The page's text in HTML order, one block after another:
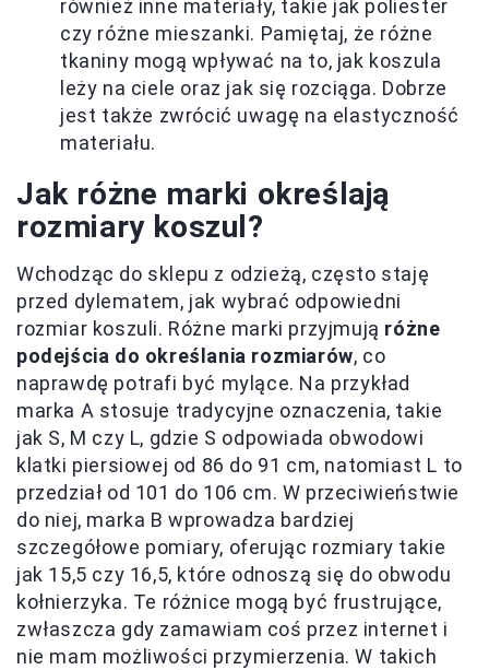
również inne materiały, takie jak poliester
czy różne mieszanki. Pamiętaj, że różne
tkaniny mogą wpływać na to, jak koszula
leży na ciele oraz jak się rozciąga. Dobrze
jest także zwrócić uwagę na elastyczność
materiału.
Jak różne marki określają
rozmiary koszul?
Wchodząc do sklepu z odzieżą, często staję
przed dylematem, jak wybrać odpowiedni
rozmiar koszuli. Różne marki przyjmują różne
podejścia do określania rozmiarów, co
naprawdę potrafi być mylące. Na przykład
marka A stosuje tradycyjne oznaczenia, takie
jak S, M czy L, gdzie S odpowiada obwodowi
klatki piersiowej od 86 do 91 cm, natomiast L to
przedział od 101 do 106 cm. W przeciwieństwie
do niej, marka B wprowadza bardziej
szczegółowe pomiary, oferując rozmiary takie
jak 15,5 czy 16,5, które odnoszą się do obwodu
kołnierzyka. Te różnice mogą być frustrujące,
zwłaszcza gdy zamawiam coś przez internet i
nie mam możliwości przymierzenia. W takich